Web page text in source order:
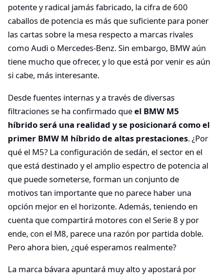
potente y radical jamás fabricado, la cifra de 600
caballos de potencia es más que suficiente para poner
las cartas sobre la mesa respecto a marcas rivales
como Audi o Mercedes-Benz. Sin embargo, BMW aún
tiene mucho que ofrecer, y lo que está por venir es aún
si cabe, más interesante.
Desde fuentes internas y a través de diversas
filtraciones se ha confirmado queel BMW M5
híbrido será una realidad y se posicionará como el
primer BMW M híbrido de altas prestaciones. ¿Por
qué el M5? La configuración de sedán, el sector en el
que está destinado y el amplio espectro de potencia al
que puede someterse, forman un conjunto de
motivos tan importante que no parece haber una
opción mejor en el horizonte. Además, teniendo en
cuenta que compartirá motores con el Serie 8 y por
ende, con el M8, parece una razón por partida doble.
Pero ahora bien, ¿qué esperamos realmente?
La marca bávara apuntará muy alto y apostará por